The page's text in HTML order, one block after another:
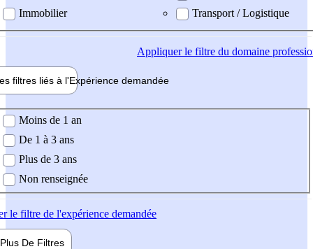
Immobilier
Transport / Logistique
Appliquerle filtre du domaine
filtres liés à l'Expérience demandée
demandée
Moins de 1 an
De 1 à 3 ans
Plus de 3 ans
Non renseignée
le filtre de l'expérience demandée
Plus De Filtres